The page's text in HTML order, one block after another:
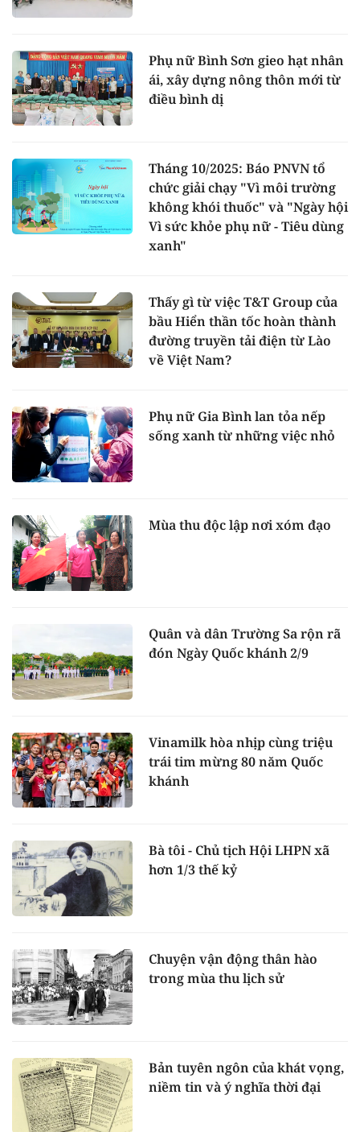
Phụ nữ Bình Sơn gieo hạt nhân
ái, xây dựng nông thôn mới từ
điều bình dị
Tháng 10/2025: Báo PNVN tổ
chức giải chạy "Vì môi trường
không khói thuốc" và "Ngày hội
Vì sức khỏe phụ nữ - Tiêu dùng
xanh"
Thấy gì từ việc T&T Group của
bầu Hiển thần tốc hoàn thành
đường truyền tải điện từ Lào
về Việt Nam?
Phụ nữ Gia Bình lan tỏa nếp
sống xanh từ những việc nhỏ
Mùa thu độc lập nơi xóm đạo
Quân và dân Trường Sa rộn rã
đón Ngày Quốc khánh 2/9
Vinamilk hòa nhịp cùng triệu
trái tim mừng 80 năm Quốc
khánh
Bà tôi - Chủ tịch Hội LHPN xã
hơn 1/3 thế kỷ
Chuyện vận động thân hào
trong mùa thu lịch sử
Bản tuyên ngôn của khát vọng,
niềm tin và ý nghĩa thời đại